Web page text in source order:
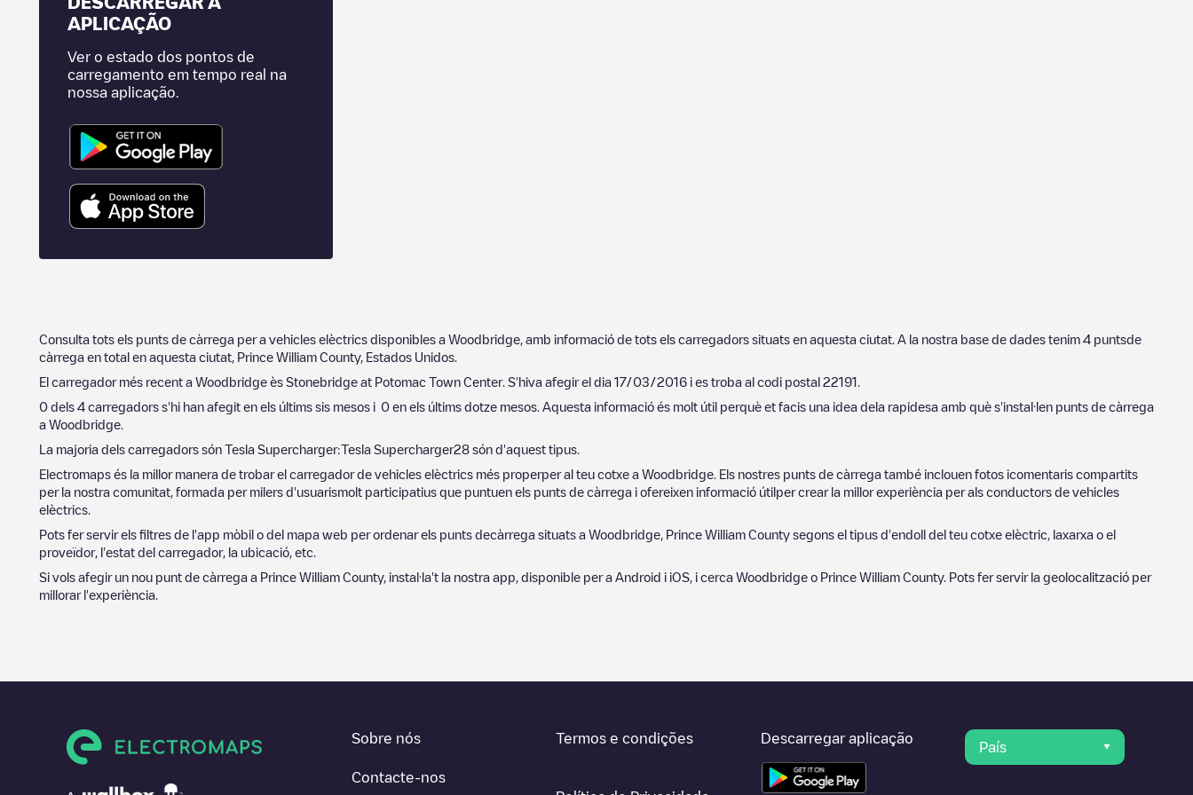
APLICAÇÃO
Ver o estado dos pontos de
carregamento em tempo real na
nossa aplicação.
Consulta tots els punts de càrrega per a vehicles elèctrics disponibles a Woodbridge , amb informació de tots els carregadors situats en aquesta ciutat. A la nostra base de dades tenim 4 puntsde
càrrega en total en aquesta ciutat, Prince William County, Estados Unidos
El carregador més recent a Woodbridge ès Stonebridge at Potomac Town Center. S'hiva afegir el dia 17/03/2016 i es troba al codi postal 22191
0 dels 4 carregadors s'hi han afegit en els últims sis mesos i 0 en els últims dotze mesos. Aquesta informació és molt útil perquè et facis una idea dela rapidesa amb què s'instal·len punts de càrrega
a Woodbridge
La majoria dels carregadors són Tesla Supercharger:Tesla Supercharger28 són d'aquest tipus.
Electromaps és la millor manera de trobar el carregador de vehicles elèctrics més properper al teu cotxe a Woodbridge . Els nostres punts de càrrega també inclouen fotos icomentaris compartits
per la nostra comunitat, formada per milers d'usuarismolt participatius que puntuen els punts de càrrega i ofereixen informació útilper crear la millor experiència per als conductors de vehicles
elèctrics.
Pots fer servir els filtres de l'app mòbil o del mapa web per ordenar els punts decàrrega situats a Woodbridge Prince William County segons el tipus d'endoll del teu cotxe elèctric, laxarxa o el
proveïdor, l'estat del carregador, la ubicació, etc.
Si vols afegir un nou punt de càrrega a Prince William County, instal·la't la nostra app, disponible per a Android i iOS, i cerca Woodbridge o Prince William County. Pots fer servir la geolocalització per
millorar l'experiència.
Sobre nós
Contacte-nos
Termos e condições Descarregar aplicação
País